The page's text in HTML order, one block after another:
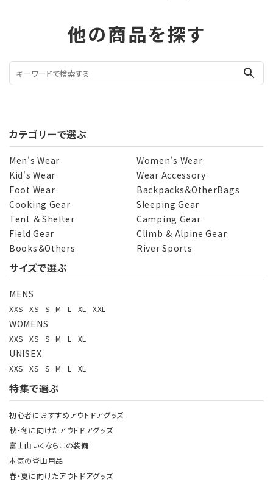
他の商品を探す
search
カテゴリーで選ぶ
Men's Wear
Women's Wear
Kid's Wear
Wear Accessory
Foot Wear
Backpacks＆OtherBags
Cooking Gear
Sleeping Gear
Tent ＆ Shelter
Camping Gear
Field Gear
Climb ＆ Alpine Gear
Books＆Others
River Sports
サイズで選ぶ
MENS
XXS XS S M L XL XXL
WOMENS
XXS XS S M L XL
UNISEX
XXS XS S M L XL
特集で選ぶ
初心者におすすめアウトドアグッズ
秋・冬に向けたアウトドアグッズ
富士山いくならこの装備
本気の登山用品
春・夏に向けたアウトドアグッズ